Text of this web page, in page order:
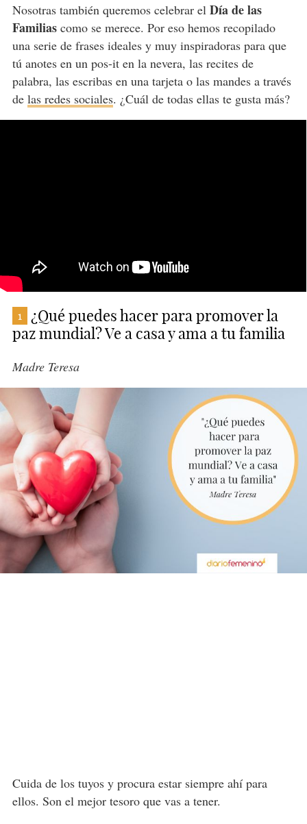
Nosotras también queremos celebrar el Día de las
Familiascomo se merece. Por eso hemos recopilado
una serie de frases ideales y muy inspiradoras para que
tú anotes en un pos-it en la nevera, las recites de
palabra, las escribas en una tarjeta o las mandes a través
de las redes sociales. ¿Cuál de todas ellas te gusta más?
1
¿Qué puedes hacer para promover la
paz mundial? Ve a casa y ama a tu familia
Madre Teresa
Cuida de los tuyos y procura estar siempre ahí para
ellos. Son el mejor tesoro que vas a tener.